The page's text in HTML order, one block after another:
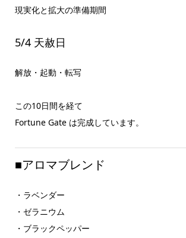
現実化と拡大の準備期間
5/4 天赦日
解放・起動・転写
この10日間を経て
Fortune Gate は完成しています。
■アロマブレンド
・ラベンダー
・ゼラニウム
・ブラックペッパー